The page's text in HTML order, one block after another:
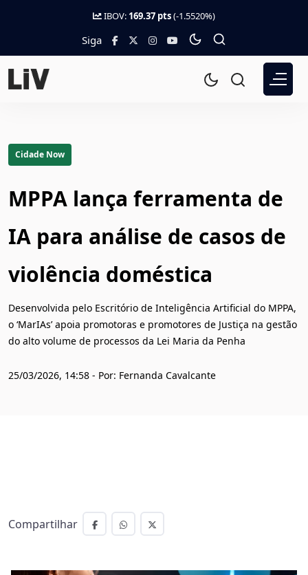
IBOV: 169.37 pts(-1.5520%)
Siga
Cidade Now
MPPA lança ferramenta de
IA para análise de casos de
violência doméstica
Desenvolvida pelo Escritório de Inteligência Artificial do MPPA,
o ‘MarIAs’ apoia promotoras e promotores de Justiça na gestão
do alto volume de processos da Lei Maria da Penha
25/03/2026, 14:58 - Por: Fernanda Cavalcante
Compartilhar